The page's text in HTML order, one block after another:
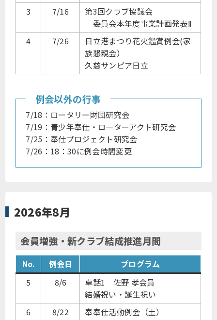
3
7/16
第3回クラブ協議会
委員会本年度事業計画発表Ⅱ
4
7/26
日立港まつり花火鑑賞例会(家
族懇親会）
久慈サンピア日立
例会以外の行事
7/18：ロータリー財団研究会
7/19：青少年奉仕・ロ―ターアクト研究会
7/25：奉仕プロジェクト研究会
7/26：18：30に例会時間変更
2026年8月
会員増強・新クラブ結成推進月間
No. 例会日
プログラム
5
8/6
卓話1 佐野 孝会員
結婚祝い・誕生祝い
6
8/22
奉奉仕活動例会（土）